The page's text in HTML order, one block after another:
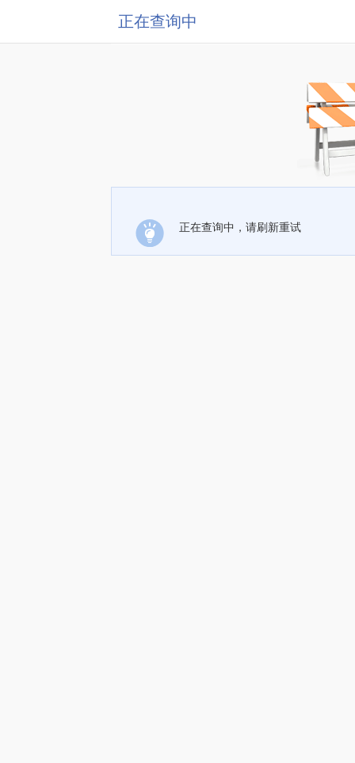
正在查询中
正在查询中，请刷新重试